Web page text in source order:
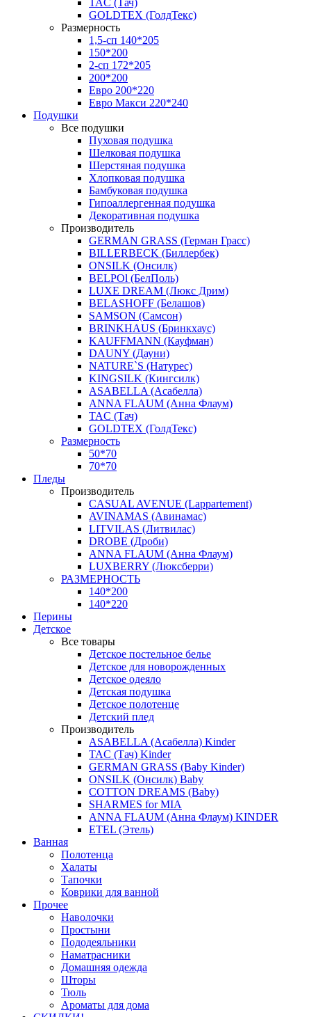
TAC (Тач)
GOLDTEX (ГолдТекс)
Размерность
1,5-сп 140*205
150*200
2-сп 172*205
200*200
Евро 200*220
Евро Макси 220*240
Подушки
Все подушки
Пуховая подушка
Шелковая подушка
Шерстяная подушка
Хлопковая подушка
Бамбуковая подушка
Гипоаллергенная подушка
Декоративная подушка
Производитель
GERMAN GRASS (Герман Грасс)
BILLERBECK (Биллербек)
ONSILK (Онсилк)
BELPOl (БелПоль)
LUXE DREAM (Люкс Дрим)
BELASHOFF (Белашов)
SAMSON (Самсон)
BRINKHAUS (Бринкхаус)
KAUFFMANN (Кауфман)
DAUNY (Дауни)
NATURE`S (Натурес)
KINGSILK (Кингсилк)
ASABELLA (Асабелла)
ANNA FLAUM (Анна Флаум)
TAC (Тач)
GOLDTEX (ГолдТекс)
Размерность
50*70
70*70
Пледы
Производитель
CASUAL AVENUE (Lappartement)
AVINAMAS (Авинамас)
LITVILAS (Литвилас)
DROBE (Дроби)
ANNA FLAUM (Анна Флаум)
LUXBERRY (Люксберри)
РАЗМЕРНОСТЬ
140*200
140*220
Перины
Детское
Все товары
Детское постельное белье
Детское для новорожденных
Детское одеяло
Детская подушка
Детское полотенце
Детский плед
Производитель
ASABELLA (Асабелла) Kinder
TAC (Тач) Kinder
GERMAN GRASS (Baby Kinder)
ONSILK (Онсилк) Baby
COTTON DREAMS (Baby)
SHARMES for MIA
ANNA FLAUM (Анна Флаум) KINDER
ETEL (Этель)
Ванная
Полотенца
Халаты
Тапочки
Коврики для ванной
Прочее
Наволочки
Простыни
Пододеяльники
Наматрасники
Домашняя одежда
Шторы
Тюль
Ароматы для дома